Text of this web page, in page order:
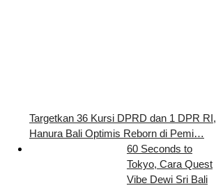
Targetkan 36 Kursi DPRD dan 1 DPR RI,
Hanura Bali Optimis Reborn di Pemi…
60 Seconds to
Tokyo, Cara Quest
Vibe Dewi Sri Bali